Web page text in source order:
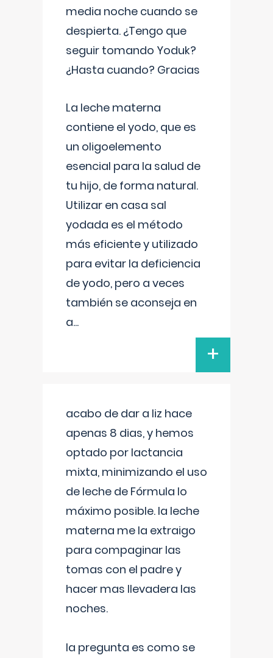
media noche cuando se
despierta. ¿Tengo que
seguir tomando Yoduk?
¿Hasta cuando? Gracias
La leche materna
contiene el yodo, que es
un oligoelemento
esencial para la salud de
tu hijo, de forma natural.
Utilizar en casa sal
yodada es el método
más eficiente y utilizado
para evitar la deficiencia
de yodo, pero a veces
también se aconseja en
a...
+
acabo de dar a liz hace
apenas 8 dias, y hemos
optado por lactancia
mixta, minimizando el uso
de leche de Fórmula lo
máximo posible. la leche
materna me la extraigo
para compaginar las
tomas con el padre y
hacer mas llevadera las
noches.
la pregunta es como se